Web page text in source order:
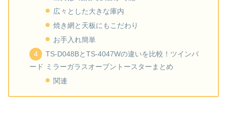
広々とした大きな庫内
焼き網と天板にもこだわり
お手入れ簡単
TS-D048BとTS-4047Wの違いを比較！ツインバ
ード ミラーガラスオーブントースターまとめ
関連